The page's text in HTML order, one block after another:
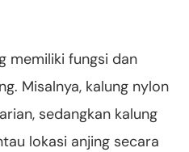
memiliki fungsi dan
Misalnya, kalung nylon
sedangkan kalung
lokasi anjing secara